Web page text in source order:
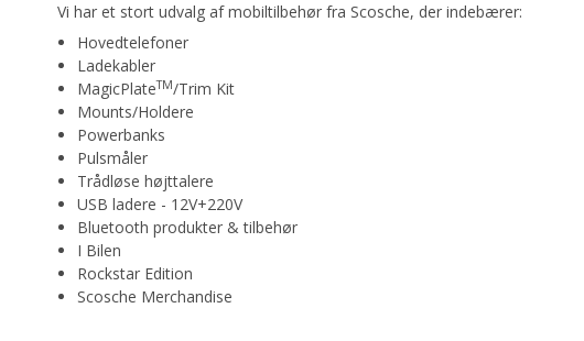
Vi har et stort udvalg af mobiltilbehør fra Scosche, der indebærer:
Hovedtelefoner
Ladekabler
MagicPlateTM/Trim Kit
Mounts/Holdere
Powerbanks
Pulsmåler
Trådløse højttalere
USB ladere - 12V+220V
Bluetooth produkter & tilbehør
I Bilen
Rockstar Edition
Scosche Merchandise